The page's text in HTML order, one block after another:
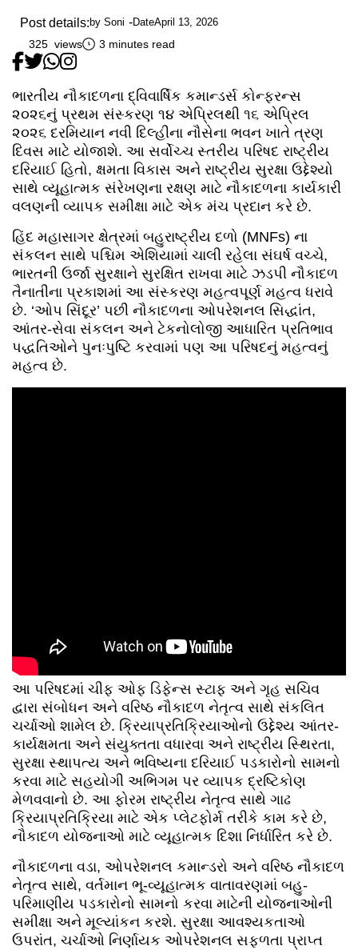
Post details: by Soni DateApril 13, 2026
325 views 3 minutes read
ભારતીય નૌકાદળના દ્વિવાર્ષિક કમાન્ડર્સ કોન્ફરન્સ
૨૦૨૬નું પ્રથમ સંસ્કરણ ૧૪ એપ્રિલથી ૧૬ એપ્રિલ
૨૦૨૬ દરમિયાન નવી દિલ્હીના નૌસેના ભવન ખાતે ત્રણ
દિવસ માટે યોજાશે. આ સર્વોચ્ચ સ્તરીય પરિષદ રાષ્ટ્રીય
દરિયાઈ હિતો, ક્ષમતા વિકાસ અને રાષ્ટ્રીય સુરક્ષા ઉદ્દેશ્યો
સાથે વ્યૂહાત્મક સંરેખણના રક્ષણ માટે નૌકાદળના કાર્યકારી
વલણની વ્યાપક સમીક્ષા માટે એક મંચ પ્રદાન કરે છે.
હિંદ મહાસાગર ક્ષેત્રમાં બહુરાષ્ટ્રીય દળો (MNFs) ના
સંકલન સાથે પશ્ચિમ એશિયામાં ચાલી રહેલા સંઘર્ષ વચ્ચે,
ભારતની ઉર્જા સુરક્ષાને સુરક્ષિત રાખવા માટે ઝડપી નૌકાદળ
તૈનાતીના પ્રકાશમાં આ સંસ્કરણ મહત્વપૂર્ણ મહત્વ ધરાવે
છે. ‘ઓપ સિંદૂર’ પછી નૌકાદળના ઓપરેશનલ સિદ્ધાંત,
આંતર-સેવા સંકલન અને ટેકનોલોજી આધારિત પ્રતિભાવ
પદ્ધતિઓને પુનઃપુષ્ટિ કરવામાં પણ આ પરિષદનું મહત્વનું
મહત્વ છે.
આ પરિષદમાં ચીફ ઓફ ડિફેન્સ સ્ટાફ અને ગૃહ સચિવ
દ્વારા સંબોધન અને વરિષ્ઠ નૌકાદળ નેતૃત્વ સાથે સંકલિત
ચર્ચાઓ શામેલ છે. ક્રિયાપ્રતિક્રિયાઓનો ઉદ્દેશ્ય આંતર-
કાર્યક્ષમતા અને સંયુક્તતા વધારવા અને રાષ્ટ્રીય સ્થિરતા,
સુરક્ષા સ્થાપત્ય અને ભવિષ્યના દરિયાઈ પડકારોનો સામનો
કરવા માટે સહયોગી અભિગમ પર વ્યાપક દ્રષ્ટિકોણ
મેળવવાનો છે. આ ફોરમ રાષ્ટ્રીય નેતૃત્વ સાથે ગાઢ
ક્રિયાપ્રતિક્રિયા માટે એક પ્લેટફોર્મ તરીકે કામ કરે છે,
નૌકાદળ યોજનાઓ માટે વ્યૂહાત્મક દિશા નિર્ધારિત કરે છે.
નૌકાદળના વડા, ઓપરેશનલ કમાન્ડરો અને વરિષ્ઠ નૌકાદળ
નેતૃત્વ સાથે, વર્તમાન ભૂ-વ્યૂહાત્મક વાતાવરણમાં બહુ-
પરિમાણીય પડકારોનો સામનો કરવા માટેની યોજનાઓની
સમીક્ષા અને મૂલ્યાંકન કરશે. સુરક્ષા આવશ્યકતાઓ
ઉપરાંત, ચર્ચાઓ નિર્ણાયક ઓપરેશનલ સફળતા પ્રાપ્ત